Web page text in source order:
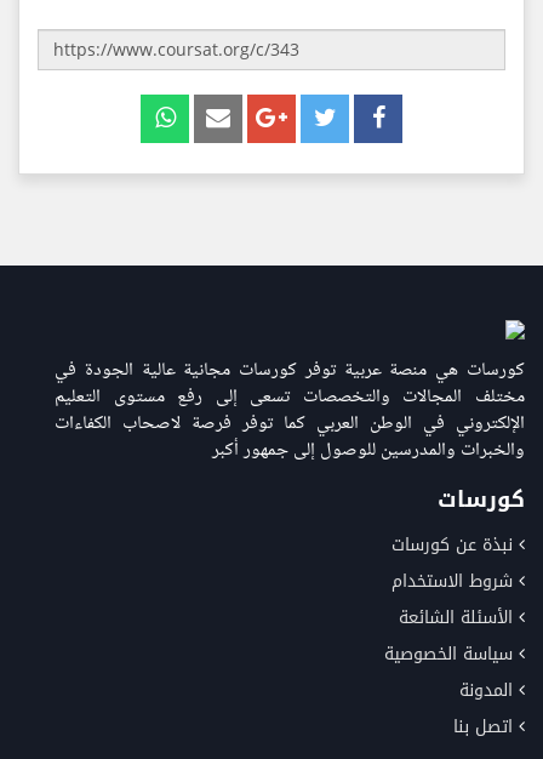
كورسات هي منصة عربية توفر كورسات مجانية عالية الجودة في
مختلف المجالات والتخصصات تسعى إلى رفع مستوى التعليم
الإلكتروني في الوطن العربي كما توفر فرصة لاصحاب الكفاءات
والخبرات والمدرسين للوصول إلى جمهور أكبر
كورسات
نبذة عن كورسات
شروط الاستخدام
الأسئلة الشائعة
سياسة الخصوصية
المدونة
اتصل بنا